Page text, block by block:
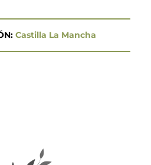
Castilla La Mancha